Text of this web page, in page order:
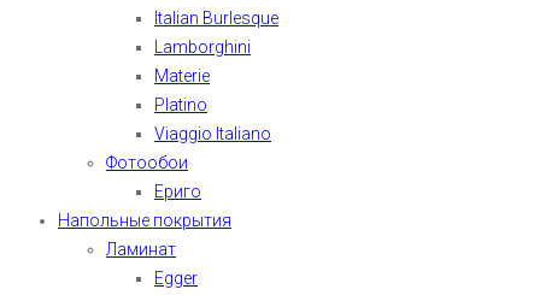
Italian Burlesque
Lamborghini
Materie
Platino
Viaggio Italiano
Фотообои
Ериго
Напольные покрытия
Ламинат
Egger